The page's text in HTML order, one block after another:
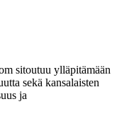
sitoutuu ylläpitämään
sekä kansalaisten
ja